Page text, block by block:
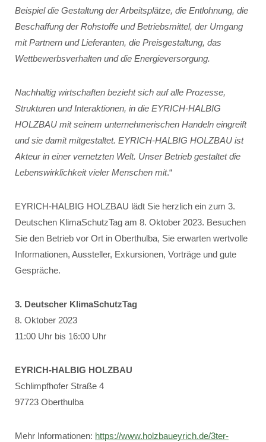
Beispiel die Gestaltung der Arbeitsplätze, die Entlohnung, die
Beschaffung der Rohstoffe und Betriebsmittel, der Umgang
mit Partnern und Lieferanten, die Preisgestaltung, das
Wettbewerbsverhalten und die Energieversorgung.
Nachhaltig wirtschaften bezieht sich auf alle Prozesse,
Strukturen und Interaktionen, in die EYRICH-HALBIG
HOLZBAU mit seinem unternehmerischen Handeln eingreift
und sie damit mitgestaltet. EYRICH-HALBIG HOLZBAU ist
Akteur in einer vernetzten Welt. Unser Betrieb gestaltet die
Lebenswirklichkeit vieler Menschen mit.“
EYRICH-HALBIG HOLZBAU lädt Sie herzlich ein zum 3.
Deutschen KlimaSchutzTag am 8. Oktober 2023. Besuchen
Sie den Betrieb vor Ort in Oberthulba, Sie erwarten wertvolle
Informationen, Aussteller, Exkursionen, Vorträge und gute
Gespräche.
3. Deutscher KlimaSchutzTag
8. Oktober 2023
11:00 Uhr bis 16:00 Uhr
EYRICH-HALBIG HOLZBAU
Schlimpfhofer Straße 4
97723 Oberthulba
Mehr Informationen: https://www.holzbaueyrich.de/3ter-